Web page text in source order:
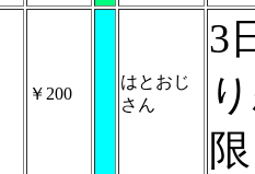
￥200
はとおじ
さん
3